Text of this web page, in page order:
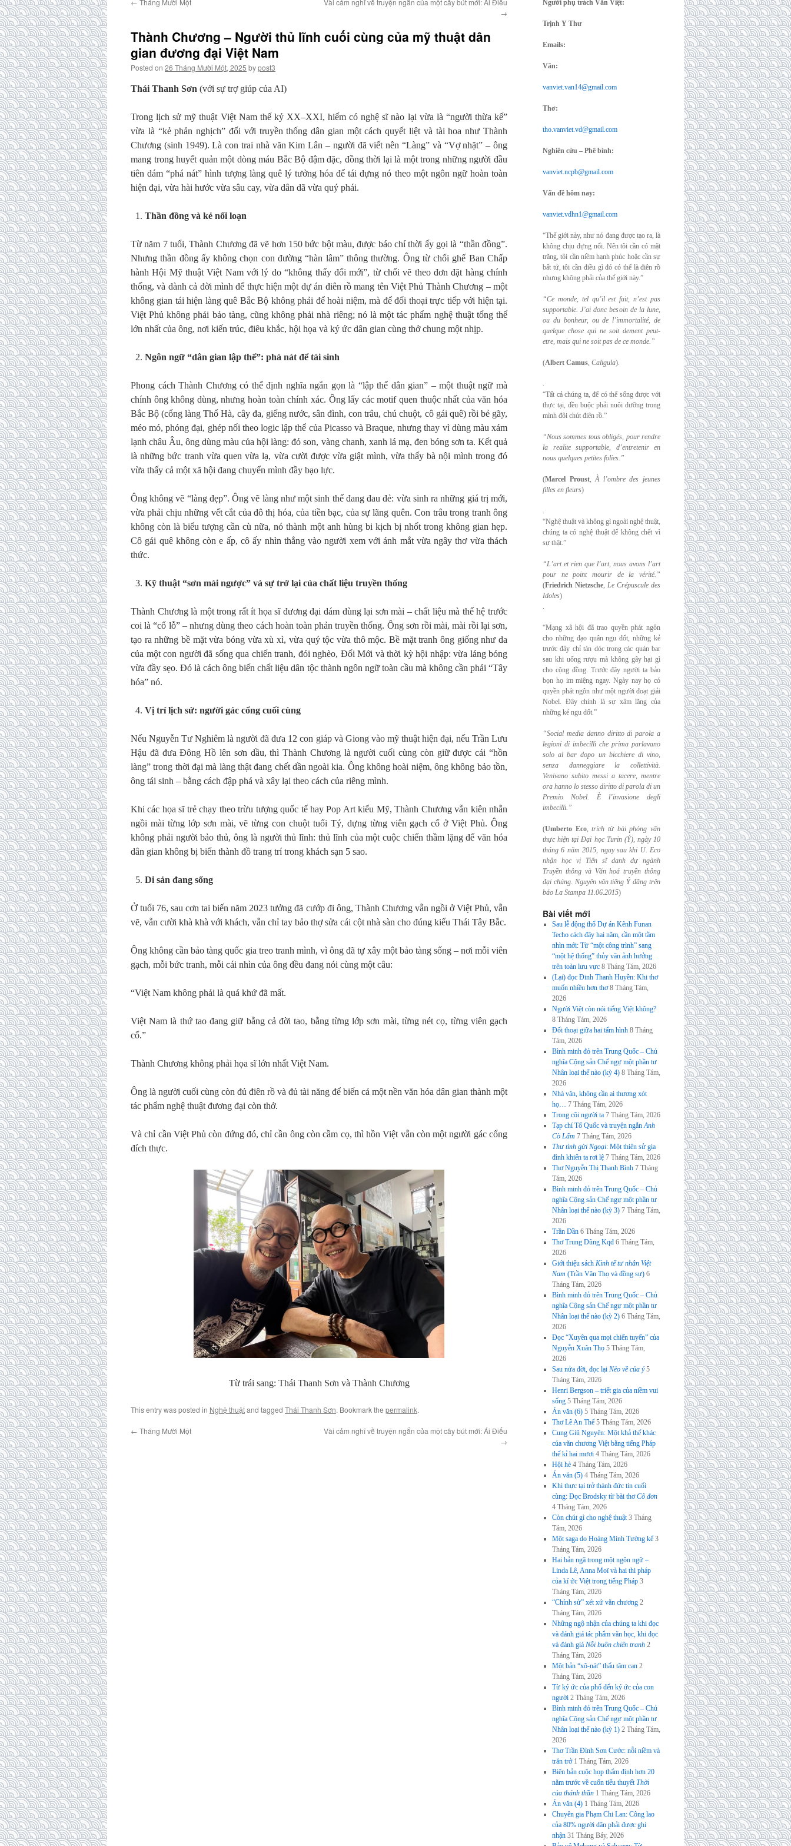
← Tháng Mười Một
Vài cảm nghĩ về truyện ngắn của một cây bút mới: Ái Điểu
→
Thành Chương – Người thủ lĩnh cuối cùng của mỹ thuật dân
gian đương đại Việt Nam
Posted on 26 Tháng Mười Một, 2025 bypost3
Thái Thanh Sơn (với sự trợ giúp của AI)
Trong lịch sử mỹ thuật Việt Nam thế kỷ XX–XXI, hiếm có nghệ sĩ nào lại vừa là “người thừa kế”
vừa là “kẻ phản nghịch” đối với truyền thống dân gian một cách quyết liệt và tài hoa như Thành
Chương (sinh 1949). Là con trai nhà văn Kim Lân – người đã viết nên “Làng” và “Vợ nhặt” – ông
mang trong huyết quản một dòng máu Bắc Bộ đậm đặc, đồng thời lại là một trong những người đầu
tiên dám “phá nát” hình tượng làng quê lý tưởng hóa để tái dựng nó theo một ngôn ngữ hoàn toàn
hiện đại, vừa hài hước vừa sâu cay, vừa dân dã vừa quý phái.
Thần đồng và kẻ nổi loạn
Từ năm 7 tuổi, Thành Chương đã vẽ hơn 150 bức bột màu, được báo chí thời ấy gọi là “thần đồng”.
Nhưng thần đồng ấy không chọn con đường “hàn lâm” thông thường. Ông từ chối ghế Ban Chấp
hành Hội Mỹ thuật Việt Nam với lý do “không thấy đổi mới”, từ chối vẽ theo đơn đặt hàng chính
thống, và dành cả đời mình để thực hiện một dự án điên rồ mang tên Việt Phủ Thành Chương – một
không gian tái hiện làng quê Bắc Bộ không phải để hoài niệm, mà để đối thoại trực tiếp với hiện tại.
Việt Phủ không phải bảo tàng, cũng không phải nhà riêng; nó là một tác phẩm nghệ thuật tổng thể
lớn nhất của ông, nơi kiến trúc, điêu khắc, hội họa và ký ức dân gian cùng thở chung một nhịp.
Ngôn ngữ “dân gian lập thể”: phá nát để tái sinh
Phong cách Thành Chương có thể định nghĩa ngắn gọn là “lập thể dân gian” – một thuật ngữ mà
chính ông không dùng, nhưng hoàn toàn chính xác. Ông lấy các motif quen thuộc nhất của văn hóa
Bắc Bộ (cổng làng Thổ Hà, cây đa, giếng nước, sân đình, con trâu, chú chuột, cô gái quê) rồi bẻ gãy,
méo mó, phóng đại, ghép nối theo logic lập thể của Picasso và Braque, nhưng thay vì dùng màu xám
lạnh châu Âu, ông dùng màu của hội làng: đỏ son, vàng chanh, xanh lá mạ, đen bóng sơn ta. Kết quả
là những bức tranh vừa quen vừa lạ, vừa cười được vừa giật mình, vừa thấy bà nội mình trong đó
vừa thấy cả một xã hội đang chuyển mình đầy bạo lực.
Ông không vẽ “làng đẹp”. Ông vẽ làng như một sinh thể đang đau đẻ: vừa sinh ra những giá trị mới,
vừa phải chịu những vết cắt của đô thị hóa, của tiền bạc, của sự lãng quên. Con trâu trong tranh ông
không còn là biểu tượng cần cù nữa, nó thành một anh hùng bi kịch bị nhốt trong không gian hẹp.
Cô gái quê không còn e ấp, cô ấy nhìn thẳng vào người xem với ánh mắt vừa ngây thơ vừa thách
thức.
Kỹ thuật “sơn mài ngược” và sự trở lại của chất liệu truyền thống
Thành Chương là một trong rất ít họa sĩ đương đại dám dùng lại sơn mài – chất liệu mà thế hệ trước
coi là “cổ lỗ” – nhưng dùng theo cách hoàn toàn phản truyền thống. Ông sơn rồi mài, mài rồi lại sơn,
tạo ra những bề mặt vừa bóng vừa xù xì, vừa quý tộc vừa thô mộc. Bề mặt tranh ông giống như da
của một con người đã sống qua chiến tranh, đói nghèo, Đổi Mới và thời kỳ hội nhập: vừa láng bóng
vừa đầy sẹo. Đó là cách ông biến chất liệu dân tộc thành ngôn ngữ toàn cầu mà không cần phải “Tây
hóa” nó.
Vị trí lịch sử: người gác cổng cuối cùng
Nếu Nguyễn Tư Nghiêm là người đã đưa 12 con giáp và Giong vào mỹ thuật hiện đại, nếu Trần Lưu
Hậu đã đưa Đông Hồ lên sơn dầu, thì Thành Chương là người cuối cùng còn giữ được cái “hồn
làng” trong thời đại mà làng thật đang chết dần ngoài kia. Ông không hoài niệm, ông không bảo tồn,
ông tái sinh – bằng cách đập phá và xây lại theo cách của riêng mình.
Khi các họa sĩ trẻ chạy theo trừu tượng quốc tế hay Pop Art kiểu Mỹ, Thành Chương vẫn kiên nhẫn
ngồi mài từng lớp sơn mài, vẽ từng con chuột tuổi Tý, dựng từng viên gạch cổ ở Việt Phủ. Ông
không phải người bảo thủ, ông là người thủ lĩnh: thủ lĩnh của một cuộc chiến thầm lặng để văn hóa
dân gian không bị biến thành đồ trang trí trong khách sạn 5 sao.
Di sản đang sống
Ở tuổi 76, sau cơn tai biến năm 2023 tưởng đã cướp đi ông, Thành Chương vẫn ngồi ở Việt Phủ, vẫn
vẽ, vẫn cười khà khà với khách, vẫn chỉ tay bảo thợ sửa cái cột nhà sàn cho đúng kiểu Thái Tây Bắc.
Ông không cần bảo tàng quốc gia treo tranh mình, vì ông đã tự xây một bảo tàng sống – nơi mỗi viên
gạch, mỗi bức tranh, mỗi cái nhìn của ông đều đang nói cùng một câu:
“Việt Nam không phải là quá khứ đã mất.
Việt Nam là thứ tao đang giữ bằng cả đời tao, bằng từng lớp sơn mài, từng nét cọ, từng viên gạch
cổ.”
Thành Chương không phải họa sĩ lớn nhất Việt Nam.
Ông là người cuối cùng còn đủ điên rồ và đủ tài năng để biến cả một nền văn hóa dân gian thành một
tác phẩm nghệ thuật đương đại còn thở.
Và chỉ cần Việt Phủ còn đứng đó, chỉ cần ông còn cầm cọ, thì hồn Việt vẫn còn một người gác cổng
đích thực.
Từ trái sang: Thái Thanh Sơn và Thành Chương
This entry was posted in Nghệ thuậtand tagged Thái Thanh Sơn. Bookmark the permalink.
← Tháng Mười Một
Vài cảm nghĩ về truyện ngắn của một cây bút mới: Ái Điểu
→
Người phụ trách Văn Việt:
Trịnh Y Thư
Emails:
Văn:
vanviet.van14@gmail.com
Thơ:
tho.vanviet.vd@gmail.com
Nghiên cứu – Phê bình:
vanviet.ncpb@gmail.com
Vấn đề hôm nay:
vanviet.vdhn1@gmail.com
“Thế giới này, như nó đang được tạo ra, là
không chịu đựng nổi. Nên tôi cần có mặt
trăng, tôi cần niềm hạnh phúc hoặc cần sự
bất tử, tôi cần điều gì đó có thể là điên rồ
nhưng không phải của thế giới này.”
“Ce monde, tel qu’il est fait, n’est pas
supportable. J’ai donc besoin de la lune,
ou du bonheur, ou de l’immortalité, de
quelque chose qui ne soit dement peut-
etre, mais qui ne soit pas de ce monde.”
(Albert Camus, Caligula).
.
“Tất cả chúng ta, để có thể sống được với
thực tại, đều buộc phải nuôi dưỡng trong
mình đôi chút điên rồ.”
“Nous sommes tous obligés, pour rendre
la realite supportable, d’entretenir en
nous quelques petites folies.”
(Marcel Proust,À l’ombre des jeunes
filles en fleurs)
.
“Nghệ thuật và không gì ngoài nghệ thuật,
chúng ta có nghệ thuật để không chết vì
sự thật.”
“L’art et rien que l’art, nous avons l’art
pour ne point mourir de la vérité.”
(Friedrich Nietzsche, Le Crépuscule des
Idoles)
.
“Mạng xã hội đã trao quyền phát ngôn
cho những đạo quân ngu dốt, những kẻ
trước đây chỉ tán dóc trong các quán bar
sau khi uống rượu mà không gây hại gì
cho cộng đồng. Trước đây người ta bảo
bọn họ im miệng ngay. Ngày nay họ có
quyền phát ngôn như một người đoạt giải
Nobel. Đây chính là sự xâm lăng của
những kẻ ngu dốt.”
“Social media danno diritto di parola a
legioni di imbecilli che prima parlavano
solo albar dopo un bicchiere di vino,
senza danneggiare la collettività.
Venivano subito messi a tacere, mentre
ora hanno lo stesso diritto di parola di un
Premio Nobel. È l’invasione degli
imbecilli.”
(Umberto Eco,trích từ bài phỏng vấn
thực hiện tại Đại học Turin (Ý), ngày 10
tháng 6 năm 2015, ngay sau khi U. Eco
nhận học vị Tiến sĩ danh dự ngành
Truyền thông và Văn hoá truyền thông
đại chúng. Nguyên văn tiếng Ý đăng trên
báo La Stampa 11.06.2015)
Bài viết mới
Sau lễ động thổ Dự án Kênh Funan
Techo cách đây hai năm, cần một tầm
nhìn mới: Từ “một công trình” sang
“một hệ thống” thủy văn ảnh hưởng
trên toàn lưu vực 8 Tháng Tám, 2026
(Lại) đọc Đinh Thanh Huyền: Khi thơ
muốn nhiều hơn thơ 8 Tháng Tám,
2026
Người Việt còn nói tiếng Việt không?
8 Tháng Tám, 2026
Đối thoại giữa hai tấm hình 8 Tháng
Tám, 2026
Bình minh đỏ trên Trung Quốc – Chủ
nghĩa Cộng sản Chế ngự một phần tư
Nhân loại thế nào (kỳ 4) 8 Tháng Tám,
2026
Nhà văn, không cần ai thương xót
họ… 7 Tháng Tám, 2026
Trong cõi người ta 7 Tháng Tám, 2026
Tạp chí Tổ Quốc và truyện ngắnAnh
Cò Lấm 7 Tháng Tám, 2026
Thư tình gửi Ngoại: Một thiên sử gia
đình khiến ta rơi lệ 7 Tháng Tám, 2026
Thơ Nguyễn Thị Thanh Bình 7 Tháng
Tám, 2026
Bình minh đỏ trên Trung Quốc – Chủ
nghĩa Cộng sản Chế ngự một phần tư
Nhân loại thế nào (kỳ 3) 7 Tháng Tám,
2026
Trần Dần 6 Tháng Tám, 2026
Thơ Trung Dũng Kqđ 6 Tháng Tám,
2026
Giới thiệu sách Kinh tế tư nhân Việt
Nam (Trần Văn Thọ và đồng sự) 6
Tháng Tám, 2026
Bình minh đỏ trên Trung Quốc – Chủ
nghĩa Cộng sản Chế ngự một phần tư
Nhân loại thế nào (kỳ 2) 6 Tháng Tám,
2026
Đọc “Xuyên qua mọi chiến tuyến” của
Nguyễn Xuân Thọ 5 Tháng Tám,
2026
Sau nửa đời, đọc lại Nẻo về của ý 5
Tháng Tám, 2026
Henri Bergson – triết gia của niềm vui
sống 5 Tháng Tám, 2026
Án văn (6) 5 Tháng Tám, 2026
Thơ Lê An Thế 5 Tháng Tám, 2026
Cung Giũ Nguyên: Một khả thể khác
của văn chương Việt bằng tiếng Pháp
thế kỉ hai mươi 4 Tháng Tám, 2026
Hội hè 4 Tháng Tám, 2026
Án văn (5) 4 Tháng Tám, 2026
Khi thực tại trở thành đức tin cuối
cùng: Đọc Brodsky từ bài thơCô đơn
4 Tháng Tám, 2026
Còn chút gì cho nghệ thuật 3 Tháng
Tám, 2026
Một saga do Hoàng Minh Tường kể 3
Tháng Tám, 2026
Hai bản ngã trong một ngôn ngữ –
Linda Lê, Anna Moï và hai thi pháp
của kí ức Việt trong tiếng Pháp 3
Tháng Tám, 2026
“Chính sử” xét xử văn chương 2
Tháng Tám, 2026
Những ngộ nhận của chúng ta khi đọc
và đánh giá tác phẩm văn học, khi đọc
và đánh giá Nỗi buồn chiến tranh 2
Tháng Tám, 2026
Một bản “xô-nát” thấu tâm can 2
Tháng Tám, 2026
Từ ký ức của phố đến ký ức của con
người 2 Tháng Tám, 2026
Bình minh đỏ trên Trung Quốc – Chủ
nghĩa Cộng sản Chế ngự một phần tư
Nhân loại thế nào (kỳ 1) 2 Tháng Tám,
2026
Thơ Trần Đình Sơn Cước: nỗi niềm và
trăn trở 1 Tháng Tám, 2026
Biên bản cuộc họp thẩm định hơn 20
năm trước về cuốn tiểu thuyếtThời
của thánh thần 1 Tháng Tám, 2026
Án văn (4) 1 Tháng Tám, 2026
Chuyên gia Phạm Chi Lan: Công lao
của 80% người dân phải được ghi
nhận 31 Tháng Bảy, 2026